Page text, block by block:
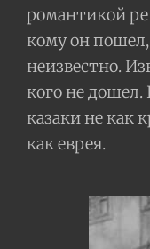
романтикой
кому он
неизвестно.
кого не
казаки не как
как еврея.